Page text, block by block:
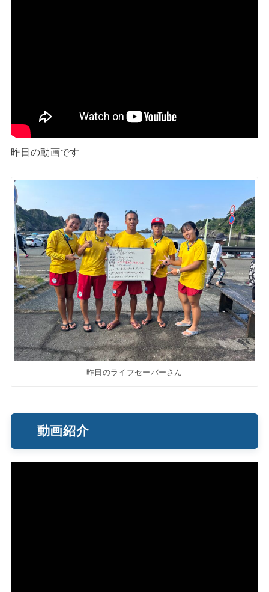
昨日の動画です
昨日のライフセーバーさん
動画紹介